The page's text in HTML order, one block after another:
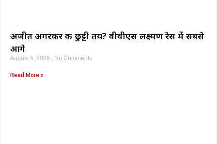
अजीत अगरकर की छुट्टी तय? वीवीएस लक्ष्मण रेस में सबसे
आगे
August 5, 2026 No Comments
Read More »